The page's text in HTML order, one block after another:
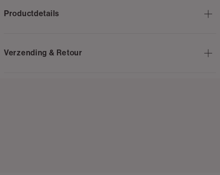
Productdetails
Verzending & Retour